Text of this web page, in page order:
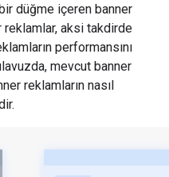
düğme içeren banner
reklamlar, aksi takdirde
performansını
mevcut banner
reklamların nasıl